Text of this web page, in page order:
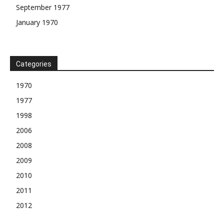
September 1977
January 1970
Categories
1970
1977
1998
2006
2008
2009
2010
2011
2012